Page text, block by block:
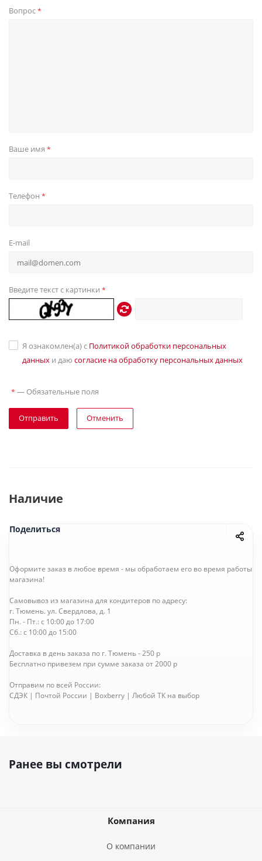
Вопрос*
Ваше имя *
Телефон *
E-mail
Введите текст с картинки *
Я ознакомлен(а) с Политикой обработки персональных
данных и даю согласие на обработку персональных данных
* — Обязательные поля
Отправить Отменить
Наличие
Поделиться
Оформите заказ в любое время - мы обработаем его во время работы
магазина!
Самовывоз из магазина для кондитеров по адресу:
г. Тюмень. ул. Свердлова, д. 1
Пн. - Пт.: с 10:00 до 17:00
Сб.: с 10:00 до 15:00
Доставка в день заказа по г. Тюмень - 250 р
Бесплатно привезем при сумме заказа от 2000 р
Отправим по всей России:
СДЭК | Почтой России | Boxberry | Любой ТК на выбор
Ранее вы смотрели
Компания
О компании